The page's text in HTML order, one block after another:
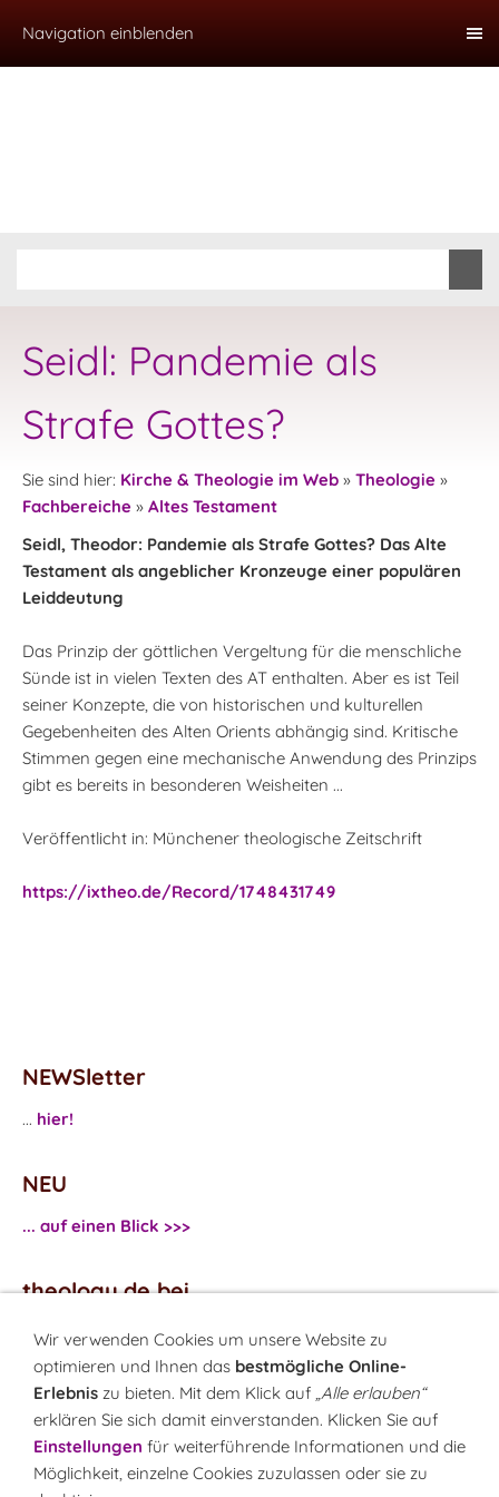
Navigation einblenden
Seidl: Pandemie als
Strafe Gottes?
Sie sind hier: Kirche & Theologie im Web » Theologie »
Fachbereiche » Altes Testament
Seidl, Theodor: Pandemie als Strafe Gottes? Das Alte
Testament als angeblicher Kronzeuge einer populären
Leiddeutung
Das Prinzip der göttlichen Vergeltung für die menschliche
Sünde ist in vielen Texten des AT enthalten. Aber es ist Teil
seiner Konzepte, die von historischen und kulturellen
Gegebenheiten des Alten Orients abhängig sind. Kritische
Stimmen gegen eine mechanische Anwendung des Prinzips
gibt es bereits in besonderen Weisheiten ...
Veröffentlicht in: Münchener theologische Zeitschrift
https://ixtheo.de/Record/1748431749
NEWSletter
... hier!
NEU
... auf einen Blick >>>
theology.de bei
...Facebook
...Twitter
Monatsrätsel
Rätseln & Gewinnen!
Wir verwenden Cookies um unsere Website zu
optimieren und Ihnen das bestmögliche Online-
Erlebnis zu bieten. Mit dem Klick auf „Alle erlauben“
erklären Sie sich damit einverstanden. Klicken Sie auf
Einstellungen für weiterführende Informationen und die
Möglichkeit, einzelne Cookies zuzulassen oder sie zu